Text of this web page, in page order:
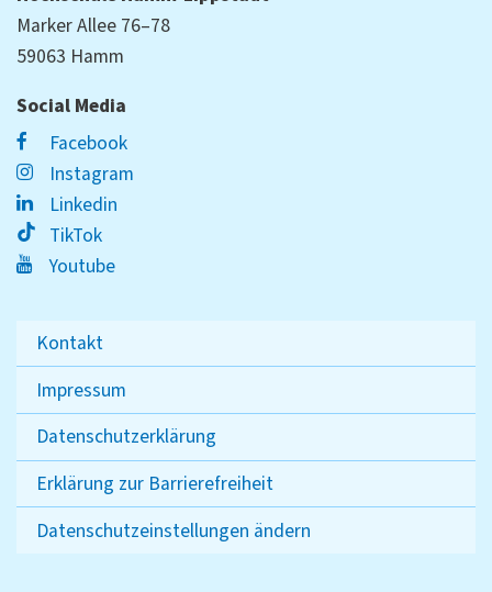
Marker Allee 76–78
59063 Hamm
Social Media
Facebook
Instagram
Linkedin
TikTok
Youtube
Kontakt
Impressum
Datenschutzerklärung
Erklärung zur Barrierefreiheit
Datenschutzeinstellungen ändern